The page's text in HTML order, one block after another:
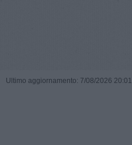
Ultimo aggiornamento: 7/08/2026 20:01 |